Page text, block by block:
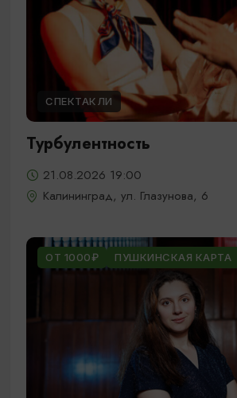
СПЕКТАКЛИ
Турбулентность
21.08.2026 19:00
Калининград, ул. Глазунова, 6
ОТ 1000₽ ПУШКИНСКАЯ КАРТА